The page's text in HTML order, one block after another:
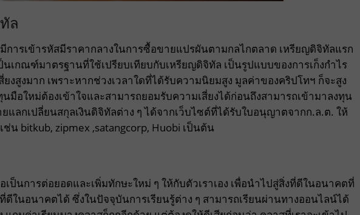
ล
การเข้ารหัสมีราคากลางในการซื้อขายแปรผันตามกลไกตลาด เหรียญดิจิทัลแรก
นเกณฑ์มาตรฐานที่ใช้เปรียบเทียบกับเหรียญดิจิทัล เป็นรูปแบบของการเก็งกำไร
งสูงมาก เพราะหากช่วงเวลาใดที่ได้รับความนิยมสูง มูลค่าของคริปโทฯ ก็จะสูง
อใหม่ต้องเข้าใจและสามารถยอมรับความเสี่ยงได้ก่อนถึงสามารถเข้ามาลงทุน
แลกเปลี่ยนสกุลเงินดิจิทัลต่าง ๆ ได้จากเว็บไซต์ที่ได้รับใบอนุญาตจากก.ล.ต. ให้
น bitkub, zipmex ,satangcorp, Huobi เป็นต้น
เป็นการต่อยอดและเพิ่มทักษะใหม่ ๆ ให้กับตัวเราเอง เพื่อนำไปสู่สิ่งที่ดีในอนาคตที่
ในอนาคตได้ ซึ่งในปัจจุบันการเรียนรู้ต่าง ๆ สามารถเรียนผ่านทางออนไลน์ได้